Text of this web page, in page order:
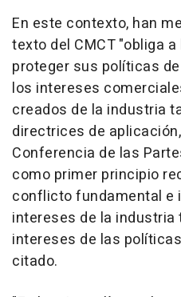
En este contexto, han
texto del CMCT "obliga
proteger sus políticas
los intereses
creados de la industria
directrices de
Conferencia de las
como primer principio
conflicto fundamental e
intereses de la industria
intereses de las
citado.